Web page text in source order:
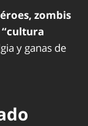
zombis
y ganas de